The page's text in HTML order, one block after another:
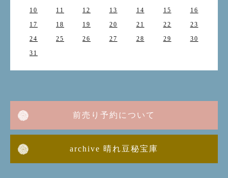
10
11 12 13 14 15
16
17
18 19 20 21 22
23
24
25 26 27 28 29
30
31
前売り予約について
archive 晴れ豆秘宝庫